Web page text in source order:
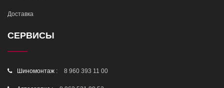
Доставка
СЕРВИСЫ
Шиномонтаж : 8 960 393 11 00